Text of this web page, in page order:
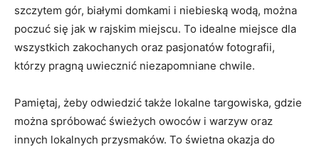
szczytem ‌gór, białymi ‍domkami i niebieską wodą, można
⁣poczuć ⁢się jak w rajskim miejscu. ⁤To idealne miejsce dla‌
wszystkich zakochanych oraz pasjonatów fotografii,⁣
którzy pragną uwiecznić‌ niezapomniane chwile.
Pamiętaj, żeby odwiedzić także lokalne ‍targowiska, gdzie
można spróbować świeżych owoców i warzyw oraz⁤
innych‍ lokalnych ⁢przysmaków. To⁤ świetna okazja do